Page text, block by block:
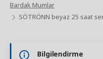
Bardak Mumlar
SÖTRÖNN beyaz 25 saat
Bilgilendirme